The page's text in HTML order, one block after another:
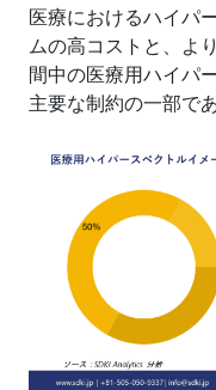
医療におけるハイパ
ムの高コストと、よ
間中の医療用ハイパ
主要な制約の一部で